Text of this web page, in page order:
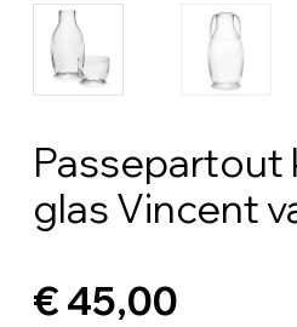
Passepartout
glas Vincent
€ 45,00